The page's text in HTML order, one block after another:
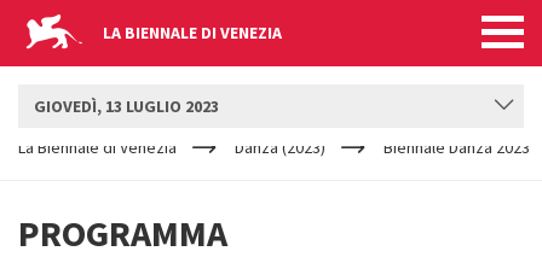
LA BIENNALE DI VENEZIA
ARE
La Biennale di Venezia Danza (2023) Biennale Danza 2023
PROGRAMMA
GIOVEDÌ, 13 LUGLIO 2023